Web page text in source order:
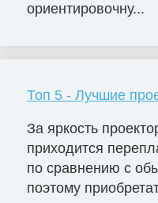
ориентировочну...
Топ 5 - Лучшие
За яркость
приходится
по сравнению с
поэтому